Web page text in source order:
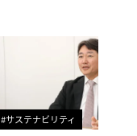
#サステナビリティ